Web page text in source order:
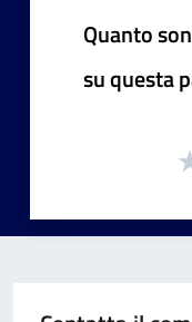
Quanto
su questa